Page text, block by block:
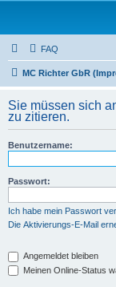
FAQ
MC Richter GbR
Sie müssen sich
zu zitieren.
Benutzername:
Passwort:
Ich habe mein Passwort
Die Aktivierungs-E-Mail
Angemeldet bleiben
Meinen Online-Status